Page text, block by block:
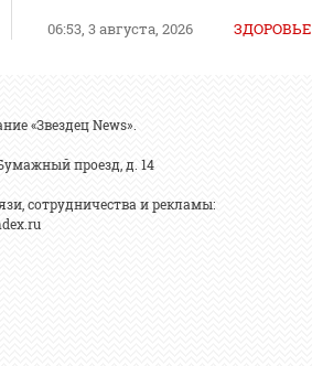
06:53, 3 августа, 2026 ЗДОРОВЬЕ
«Звездец News».
проезд, д. 14
сотрудничества и рекламы: